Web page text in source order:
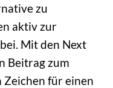
zu
aktiv zur
Mit den Next
Beitrag zum
für einen